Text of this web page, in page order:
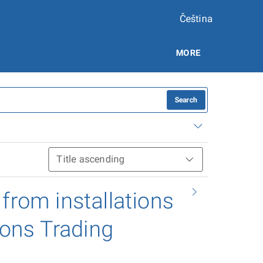
Čeština
MORE
Search
installations
Trading